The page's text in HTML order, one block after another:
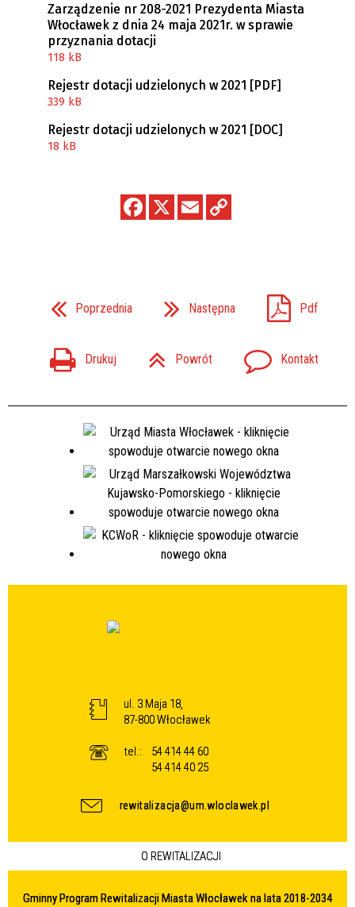
Zarządzenie nr 208-2021 Prezydenta Miasta
Włocławek z dnia 24 maja 2021r. w sprawie
przyznania dotacji
118 kB
Rejestr dotacji udzielonych w 2021 [PDF]
339 kB
Rejestr dotacji udzielonych w 2021 [DOC]
18 kB
Poprzednia Następna Pdf
Drukuj Powrót Kontakt
ul. 3 Maja 18,
87-800 Włocławek
tel.:
54 414 44 60
54 414 40 25
rewitalizacja@um.wloclawek.pl
O REWITALIZACJI
Gminny Program Rewitalizacji Miasta Włocławek na lata 2018-2034